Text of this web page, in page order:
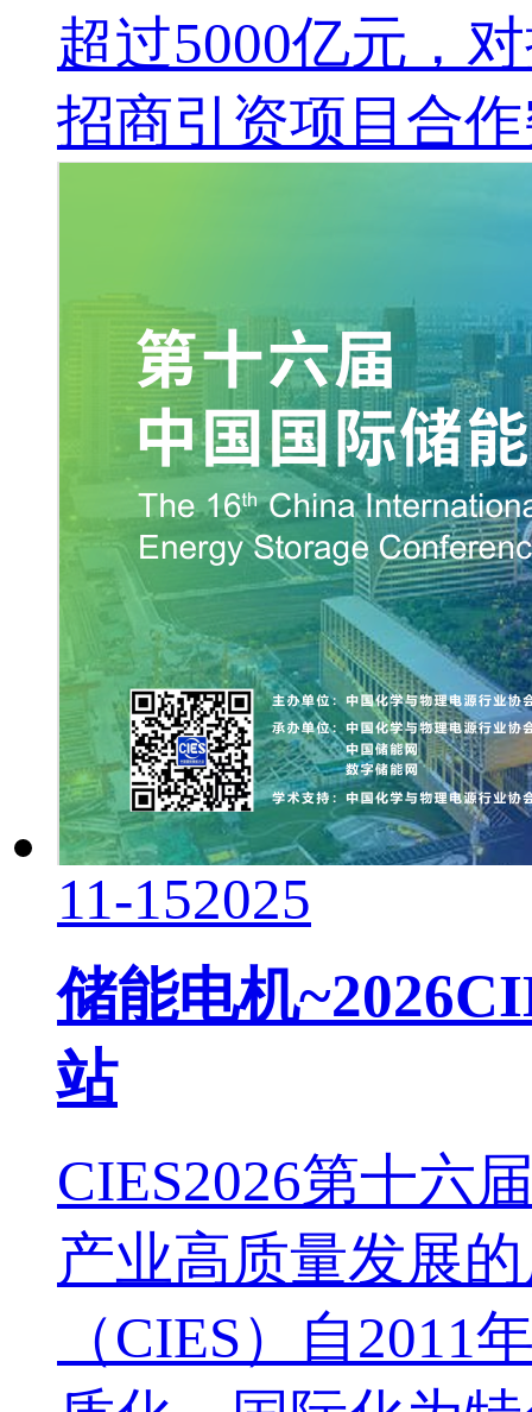
超过5000亿元，
招商引资项目合作
11-152025
储能电机
站
CIES2026第十六
产业高质量发展
（CIES）自